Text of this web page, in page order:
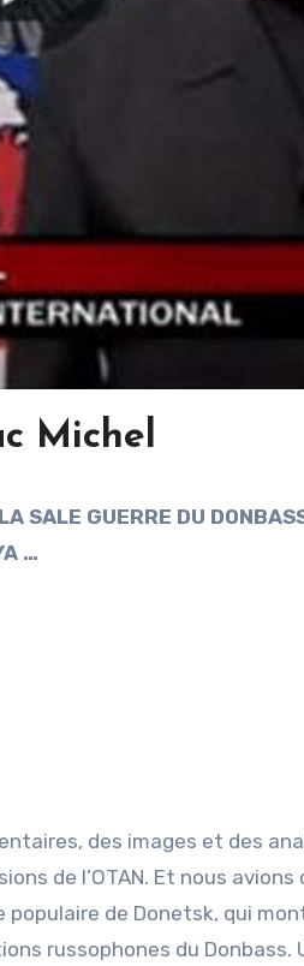
Michel
SALE GUERRE DU
…
des images et des
de l’OTAN. Et nous avions
populaire de Donetsk, qui
russophones du Donbass.